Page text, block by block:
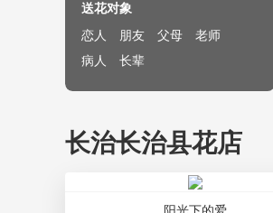
送花对象
恋人
朋友 父母
老师
病人
长辈
长治长治县花店